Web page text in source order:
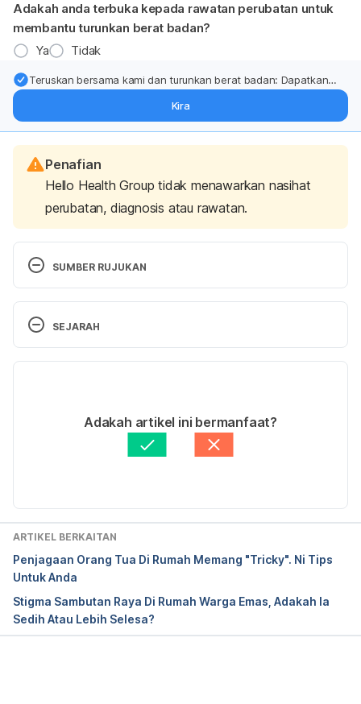
Adakah anda terbuka kepada rawatan perubatan untuk
membantu turunkan berat badan?
Ya
Tidak
Teruskan bersama kami dan turunkan berat badan: Dapatkan
badan terus ke (peti masuk > inbox) anda.
Kira
Penafian
Hello Health Group tidak menawarkan nasihat
perubatan, diagnosis atau rawatan.
SUMBER RUJUKAN
Noraini Che’ Sharif, Khadijah Alavi, Ponnusamy
Subramaniam, and Zainah Ahmad Zamani.
https://www.aplaceformom.com/planning-and-
https://www.huffingtonpost.com/john-
SEJARAH
Ditulis oleh
Helma Hassan
Disemak secara perubatan oleh Dr. Muhamad
Adakah artikel ini bermanfaat?
ARTIKEL BERKAITAN
Penjagaan Orang Tua Di Rumah Memang "Tricky". Ni Tips
Untuk Anda
Stigma Sambutan Raya Di Rumah Warga Emas, Adakah Ia
Sedih Atau Lebih Selesa?